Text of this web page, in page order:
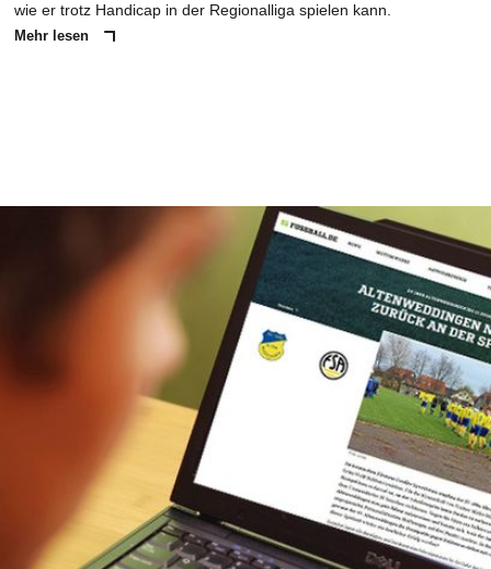
wie er trotz Handicap in der Regionalliga spielen kann.
Mehr lesen